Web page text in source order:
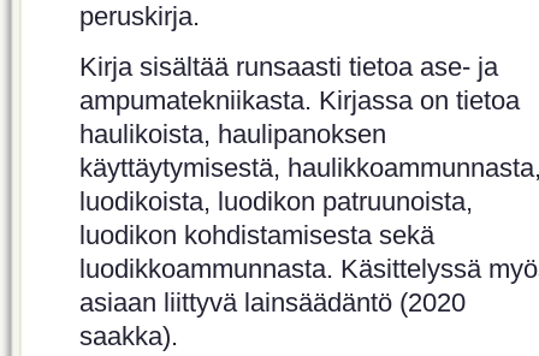
peruskirja.
Kirja sisältää runsaasti tietoa ase- ja
ampumatekniikasta. Kirjassa on tietoa
haulikoista, haulipanoksen
käyttäytymisestä,
luodikoista, luodikon patruunoista,
luodikon kohdistamisesta sekä
luodikkoammunnasta. Käsittelyssä
asiaan liittyvä lainsäädäntö (2020
saakka).